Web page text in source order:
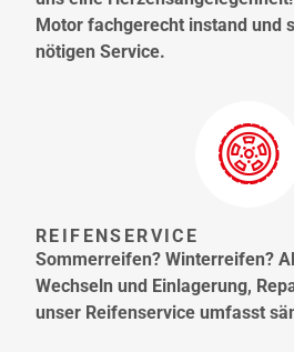
Motor fachgerecht instand und
nötigen Service.
REIFENSERVICE
Sommerreifen? Winterreifen?
Wechseln und Einlagerung,
unser Reifenservice umfasst